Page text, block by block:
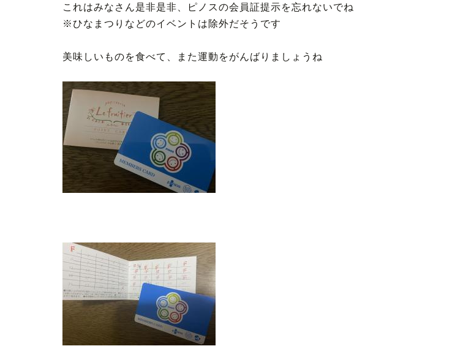
これはみなさん是非是非、ピノスの会員証提示を忘れないでね
※ひなまつりなどのイベントは除外だそうです
美味しいものを食べて、また運動をがんばりましょうね